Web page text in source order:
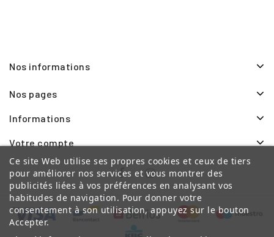
Nos informations
Nos pages
Informations
Votre compte
Ce site Web utilise ses propres cookies et ceux de tiers
pour améliorer nos services et vous montrer des
publicités liées à vos préférences en analysant vos
habitudes de navigation. Pour donner votre
consentement à son utilisation, appuyez sur le bouton
Accepter.